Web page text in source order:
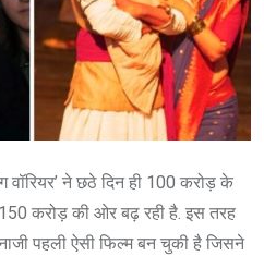
वॉरियर’ ने छठे दिन ही 100 करोड़ के
करोड़ की ओर बढ़ रही है. इस तरह
पहली ऐसी फिल्म बन चुकी है जिसने